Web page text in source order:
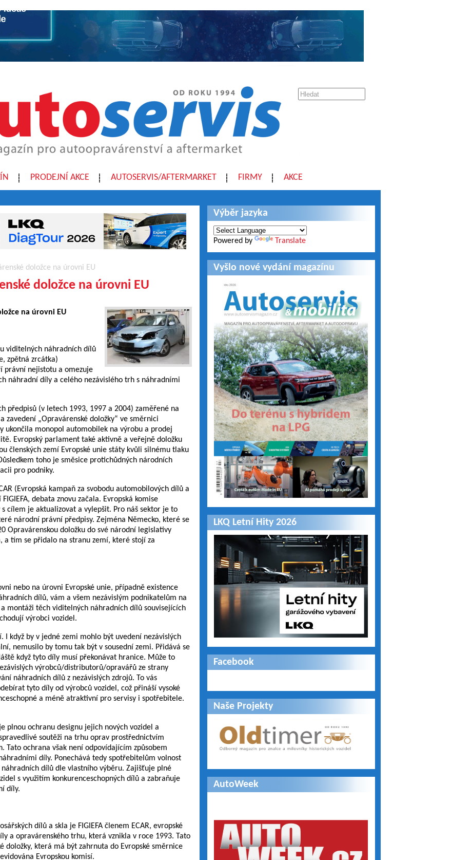
PRODEJNÍ AKCE AUTOSERVIS/AFTERMARKET FIRMY AKCE
doložce na úrovni EU
doložce na úrovni EU
na úrovni EU
viditelných náhradních dílů
zpětná zrcátka)
právní nejistotu a omezuje
náhradní díly a celého nezávislého trh s náhradními
předpisů (v letech 1993, 1997 a 2004) zaměřené na
zavedení „Opravárenské doložky“ ve směrnici
ukončila monopol automobilek na výrobu a prodej
Evropský parlament také aktivně a veřejně doložku
členských zemí Evropské unie státy kvůli silnému tlaku
toho je směsice protichůdných národních
pro podniky.
(Evropská kampaň za svobodu automobilových dílů a
debata znovu začala. Evropská komise
cílem je aktualizovat a vylepšit. Pro náš sektor je to
národní právní předpisy. Zejména Německo, které se
Opravárenskou doložku do své národní legislativy
a tím se přidalo na stranu zemí, které stojí za
nebo na úrovni Evropské unie, případně existence
dílů, vám a všem nezávislým podnikatelům na
montáži těch viditelných náhradních dílů souvisejících
výrobci vozidel.
když by v jedné zemi mohlo být uvedení nezávislých
nemusilo by tomu tak být v sousední zemi. Přidává se
když tyto díly musí překonávat hranice. Může to
výrobců/distributorů/opravářů ze strany
náhradních dílů z nezávislých zdrojů. To vás
tyto díly od výrobců vozidel, což přináší vysoké
a méně atraktivní pro servisy i spotřebitele.
plnou ochranu designu jejich nových vozidel a
soutěži na trhu oprav prostřednictvím
Tato ochrana však není odpovídajícím způsobem
díly. Ponechává tedy spotřebitelům volnost
dílů dle vlastního výběru. Zajišťuje plné
s využitím konkurenceschopných dílů a zabraňuje
díly.
dílů a skla je FIGIEFA členem ECAR, evropské
a opravárenského trhu, která vznikla v roce 1993. Tato
která má být zahrnuta do Evropské směrnice
Evropskou komisí.
Výběr jazyka
Powered by Translate
Vyšlo nové vydání magazínu
LKQ Letní Hity 2026
Facebook
Naše Projekty
AutoWeek